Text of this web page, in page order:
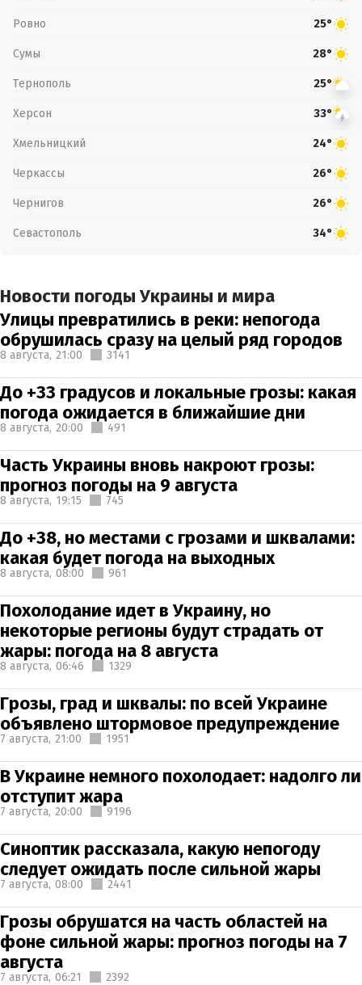
Ровно 25°
Сумы 28°
Тернополь 25°
Херсон 33°
Хмельницкий 24°
Черкассы 26°
Чернигов 26°
Севастополь 34°
Новости погоды Украины и мира
Улицы превратились в реки: непогода
обрушилась сразу на целый ряд городов
8 августа, 21:00 3141
До +33 градусов и локальные грозы: какая
погода ожидается в ближайшие дни
8 августа, 20:00 491
Часть Украины вновь накроют грозы:
прогноз погоды на 9 августа
8 августа, 19:15 745
До +38, но местами с грозами и шквалами:
какая будет погода на выходных
8 августа, 08:00 961
Похолодание идет в Украину, но
некоторые регионы будут страдать от
жары: погода на 8 августа
8 августа, 06:46 1329
Грозы, град и шквалы: по всей Украине
объявлено штормовое предупреждение
7 августа, 21:00 1951
В Украине немного похолодает: надолго ли
отступит жара
7 августа, 20:00 9196
Синоптик рассказала, какую непогоду
следует ожидать после сильной жары
7 августа, 08:00 2441
Грозы обрушатся на часть областей на
фоне сильной жары: прогноз погоды на 7
августа
7 августа, 06:21 2392